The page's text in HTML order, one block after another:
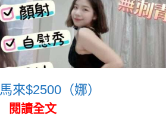
馬來$2500（娜）
閱讀全文